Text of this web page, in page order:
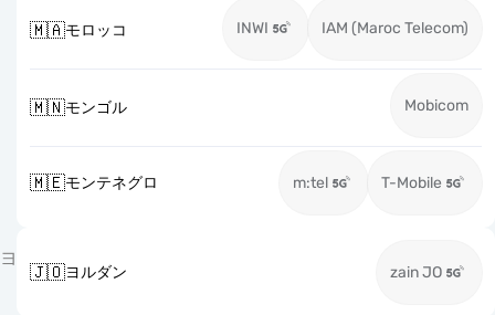
🇲🇦モロッコ INWI IAM (Maroc Telecom)
🇲🇳モンゴル Mobicom
🇲🇪モンテネグロ m:tel T-Mobile
ヨ
🇯🇴ヨルダン zain JO